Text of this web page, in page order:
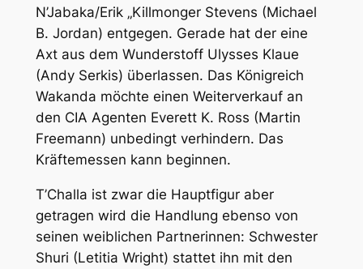
N’Jabaka/Erik „Killmonger Stevens (Michael
B. Jordan) entgegen. Gerade hat der eine
Axt aus dem Wunderstoff Ulysses Klaue
(Andy Serkis) überlassen. Das Königreich
Wakanda möchte einen Weiterverkauf an
den CIA Agenten Everett K. Ross (Martin
Freemann) unbedingt verhindern. Das
Kräftemessen kann beginnen.
T’Challa ist zwar die Hauptfigur aber
getragen wird die Handlung ebenso von
seinen weiblichen Partnerinnen: Schwester
Shuri (Letitia Wright) stattet ihn mit den